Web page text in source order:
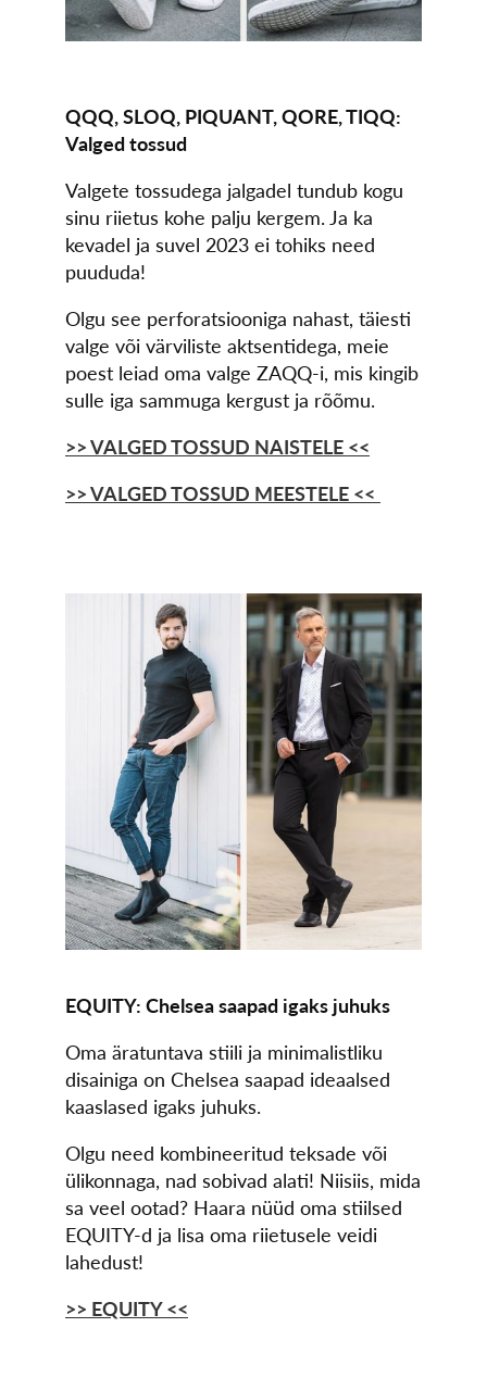
QQQ, SLOQ, PIQUANT, QORE, TIQQ:
Valged tossud
Valgete tossudega jalgadel tundub kogu
sinu riietus kohe palju kergem. Ja ka
kevadel ja suvel 2023 ei tohiks need
puududa!
Olgu see perforatsiooniga nahast, täiesti
valge või värviliste aktsentidega, meie
poest leiad oma valge ZAQQ-i, mis kingib
sulle iga sammuga kergust ja rõõmu.
>> VALGED TOSSUD NAISTELE <<
>> VALGED TOSSUD MEESTELE <<
EQUITY: Chelsea saapad igaks juhuks
Oma äratuntava stiili ja minimalistliku
disainiga on Chelsea saapad ideaalsed
kaaslased igaks juhuks.
Olgu need kombineeritud teksade või
ülikonnaga, nad sobivad alati! Niisiis, mida
sa veel ootad? Haara nüüd oma stiilsed
EQUITY-d ja lisa oma riietusele veidi
lahedust!
>> EQUITY <<